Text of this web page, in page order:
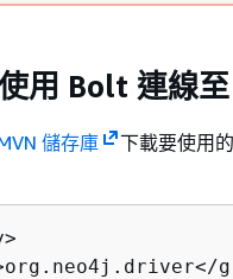
用 Bolt 連線
儲存庫 下載要使用